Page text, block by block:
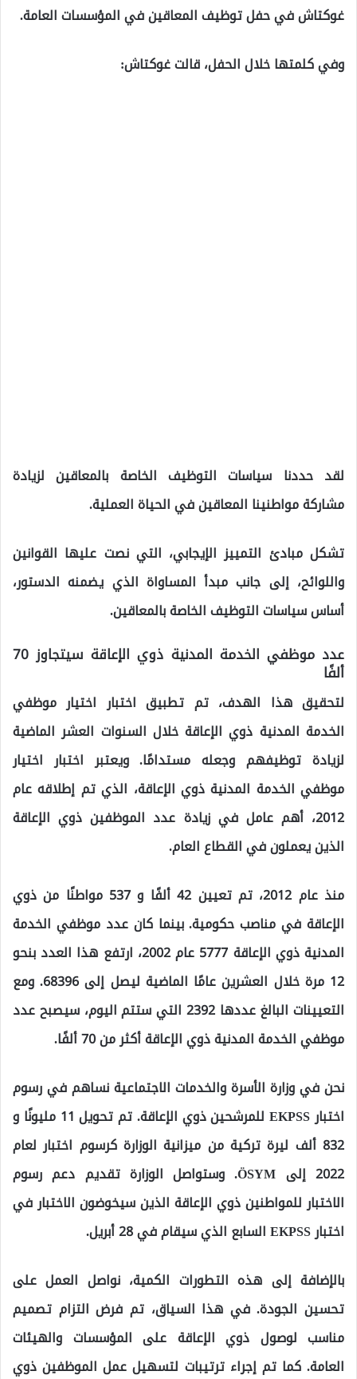
غوكتاش في حفل توظيف المعاقين في المؤسسات العامة.
وفي كلمتها خلال الحفل، قالت غوكتاش:
لقد حددنا سياسات التوظيف الخاصة بالمعاقين لزيادة
مشاركة مواطنينا المعاقين في الحياة العملية.
تشكل مبادئ التمييز الإيجابي، التي نصت عليها القوانين
واللوائح، إلى جانب مبدأ المساواة الذي يضمنه الدستور،
أساس سياسات التوظيف الخاصة بالمعاقين.
عدد موظفي الخدمة المدنية ذوي الإعاقة سيتجاوز 70
ألفًا
لتحقيق هذا الهدف، تم تطبيق اختبار اختيار موظفي
الخدمة المدنية ذوي الإعاقة خلال السنوات العشر الماضية
لزيادة توظيفهم وجعله مستدامًا. ويعتبر اختبار اختيار
موظفي الخدمة المدنية ذوي الإعاقة، الذي تم إطلاقه عام
2012، أهم عامل في زيادة عدد الموظفين ذوي الإعاقة
الذين يعملون في القطاع العام.
منذ عام 2012، تم تعيين 42 ألفًا و 537 مواطنًا من ذوي
الإعاقة في مناصب حكومية. بينما كان عدد موظفي الخدمة
المدنية ذوي الإعاقة 5777 عام 2002، ارتفع هذا العدد بنحو
12 مرة خلال العشرين عامًا الماضية ليصل إلى 68396. ومع
التعيينات البالغ عددها 2392 التي ستتم اليوم، سيصبح عدد
موظفي الخدمة المدنية ذوي الإعاقة أكثر من 70 ألفًا.
نحن في وزارة الأسرة والخدمات الاجتماعيةنساهم في رسوم
اختبار EKPSS للمرشحين ذوي الإعاقة. تم تحويل 11 مليونًا و
832 ألف ليرة تركية من ميزانية الوزارة كرسوم اختبار لعام
2022 إلى ÖSYM. وستواصل الوزارة تقديم دعم رسوم
الاختبار للمواطنين ذوي الإعاقة الذين سيخوضون الاختبار في
اختبار EKPSS السابع الذي سيقام في 28 أبريل.
بالإضافة إلى هذه التطورات الكمية، نواصل العمل على
تحسين الجودة. في هذا السياق، تم فرض التزام تصميم
مناسب لوصول ذوي الإعاقة على المؤسسات والهيئات
العامة. كما تم إجراء ترتيبات لتسهيل عمل الموظفين ذوي